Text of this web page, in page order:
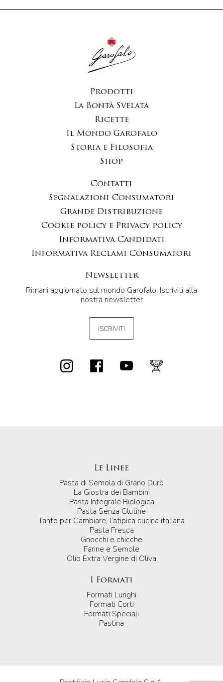
Prodotti
La Bontà Svelata
Ricette
Il Mondo Garofalo
Storia e Filosofia
Shop
Contatti
Segnalazioni Consumatori
Grande Distribuzione
Cookie policy e Privacy policy
Informativa Candidati
Informativa Reclami Consumatori
Newsletter
Rimani aggiornato sul mondo Garofalo. Iscriviti alla
nostra newsletter
ISCRIVITI
Le Linee
Pasta di Semola di Grano Duro
La Giostra dei Bambini
Pasta Integrale Biologica
Pasta Senza Glutine
Tanto per Cambiare, l’atipica cucina italiana
Pasta Fresca
Gnocchi e chicche
Farine e Semole
Olio Extra Vergine di Oliva
I Formati
Formati Lunghi
Formati Corti
Formati Speciali
Pastina